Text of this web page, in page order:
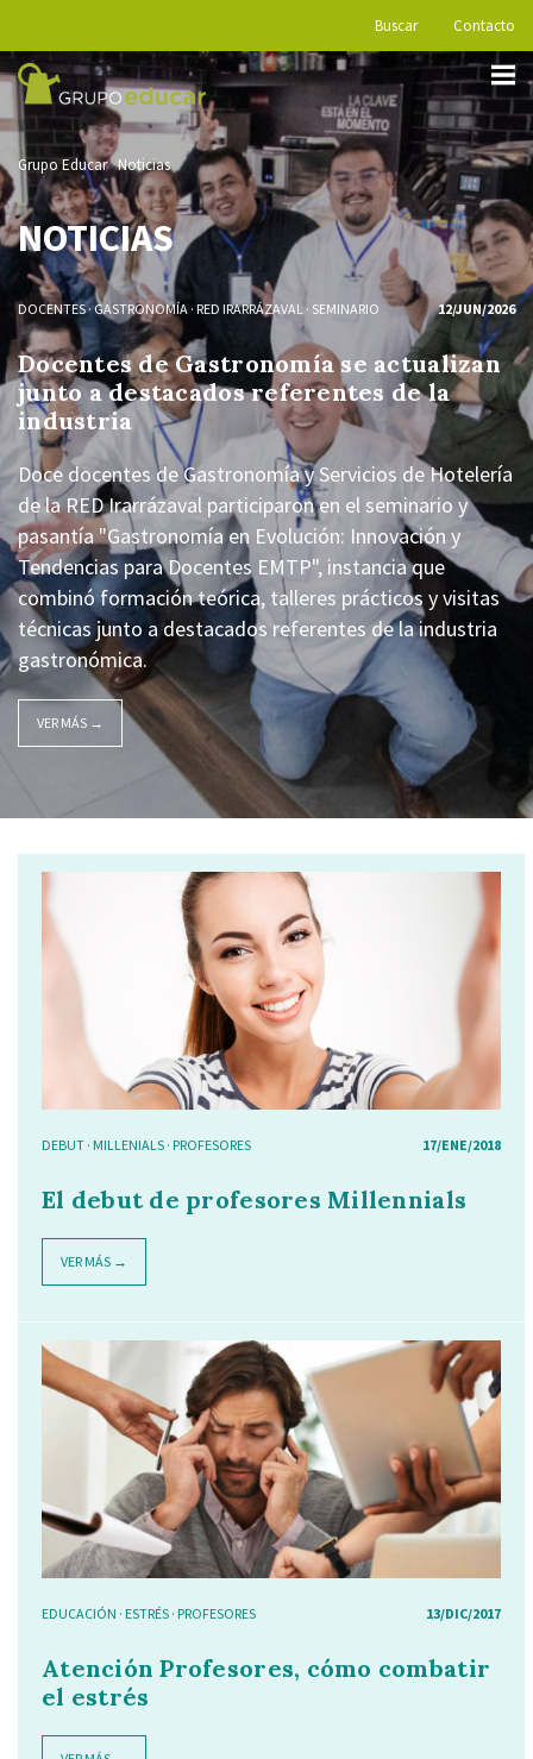
Buscar Contacto
Grupo Educar Noticias
NOTICIAS
DOCENTES·GASTRONOMÍA · RED IRARRÁZAVAL· SEMINARIO 12/JUN/2026
Docentes de Gastronomía se actualizan
junto a destacados referentes de la
industria
Doce docentes de Gastronomía y Servicios de Hotelería
de la RED Irarrázaval participaron en el seminario y
pasantía "Gastronomía en Evolución: Innovación y
Tendencias para Docentes EMTP", instancia que
combinó formación teórica, talleres prácticos y visitas
técnicas junto a destacados referentes de la industria
gastronómica.
VER MÁS →
DEBUT · MILLENIALS · PROFESORES 17/ENE/2018
El debut de profesores Millennials
VER MÁS →
EDUCACIÓN · ESTRÉS · PROFESORES 13/DIC/2017
Atención Profesores, cómo combatir
el estrés